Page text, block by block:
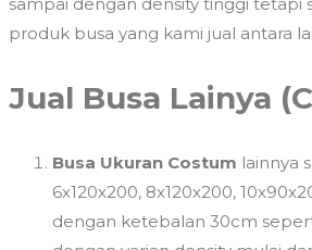
produk busa yang kami jual antara
Jual Busa Lainya
Busa Ukuran Costum lainnya
6x120x200, 8x120x200,
dengan ketebalan 30cm